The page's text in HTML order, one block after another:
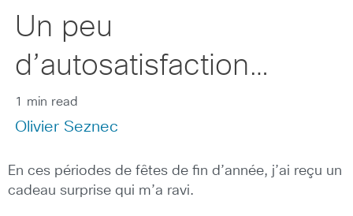
Un peu
d’autosatisfaction…
1 min read
Olivier Seznec
En ces périodes de fêtes de fin d’année, j’ai reçu un
cadeau surprise qui m’a ravi.